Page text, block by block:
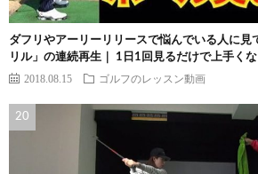
ダフリやアーリーリリースで悩んでいる人に見
リル」の連続再生｜ 1日1回見るだけで上手くな
2018.08.15 ゴルフのレッスン動画